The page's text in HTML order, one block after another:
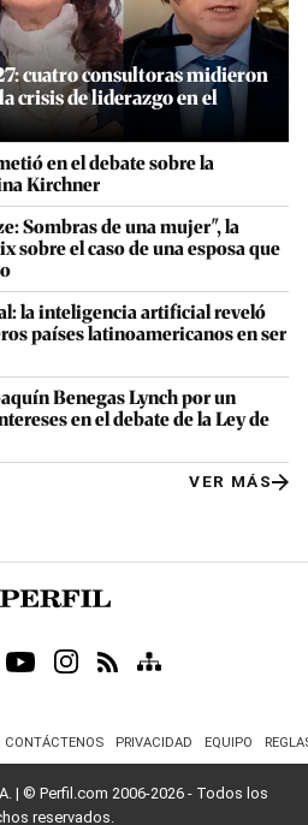
cuatro consultoras midieron
crisis de liderazgo en el
en el debate sobre la
Kirchner
Sombras de una mujer", la
sobre el caso de una esposa que
la inteligencia artificial reveló
países latinoamericanos en ser
Benegas Lynch por un
en el debate de la Ley de
VER MÁS
CONTÁCTENOS PRIVACIDAD EQUIPO
| © Perfil.com 2006-2026 - Todos los
reservados.